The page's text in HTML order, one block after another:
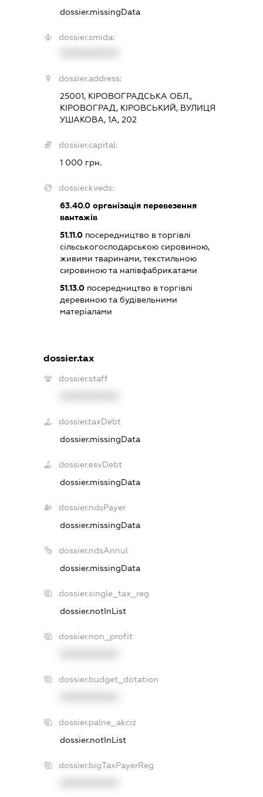
dossier.missingData
dossier.smida:
dossier.address:
25001, КІРОВОГРАДСЬКА ОБЛ.,
КІРОВОГРАД, КІРОВСЬКИЙ, ВУЛИЦЯ
УШАКОВА, 1А, 202
dossier.capital:
1 000 грн.
dossier.kveds:
63.40.0 організація перевезення
вантажів
51.11.0 посередництво в торгівлі
сільськогосподарською сировиною,
живими тваринами, текстильною
сировиною та напівфабрикатами
51.13.0 посередництво в торгівлі
деревиною та будівельними
матеріалами
dossier.tax
dossier.staff
dossier.taxDebt
dossier.missingData
dossier.esvDebt
dossier.missingData
dossier.ndsPayer
dossier.missingData
dossier.ndsAnnul
dossier.missingData
dossier.single_tax_reg
dossier.notInList
dossier.non_profit
dossier.budget_dotation
dossier.palne_akciz
dossier.notInList
dossier.bigTaxPayerReg